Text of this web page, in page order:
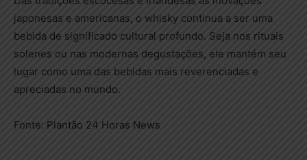
japonesas e americanas, o whisky continua a ser uma
bebida de significado cultural profundo. Seja nos rituais
solenes ou nas modernas degustações, ele mantém seu
lugar como uma das bebidas mais reverenciadas e
apreciadas no mundo.
Fonte: Plantão 24 Horas News